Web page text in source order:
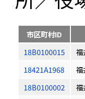
市区町村ID
18B0100015
福
18421A1968
福
18B0100002
福